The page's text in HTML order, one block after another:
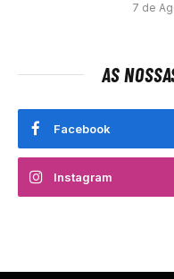
7 de
AS
Facebook
Instagram